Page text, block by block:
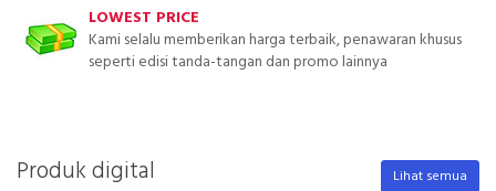
LOWEST PRICE
Kami selalu memberikan harga terbaik, penawaran khusus
seperti edisi tanda-tangan dan promo lainnya
Produk digital Lihat semua